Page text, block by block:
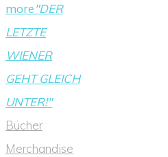
more"DER
LETZTE
WIENER
GEHT GLEICH
UNTER!"
Bücher
Merchandise